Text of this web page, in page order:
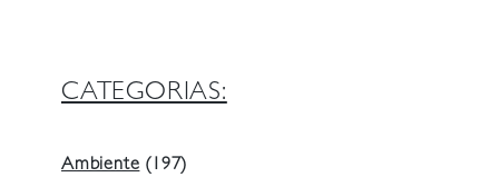
CATEGORIAS:
Ambiente (197)